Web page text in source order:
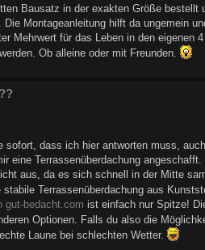
Bausatz in der exakten Größe
Die Montageanleitung hilft da ungemein
Mehrwert für das Leben in den eigenen 4
Ob alleine oder mit Freunden.
sofort, dass ich hier antworten muss,
eine Terrassenüberdachung
aus, da es sich schnell in der Mitte
stabile Terrassenüberdachung aus
gut-bedacht.com ist einfach nur Spitze!
Optionen. Falls du also die
Laune bei schlechten Wetter.